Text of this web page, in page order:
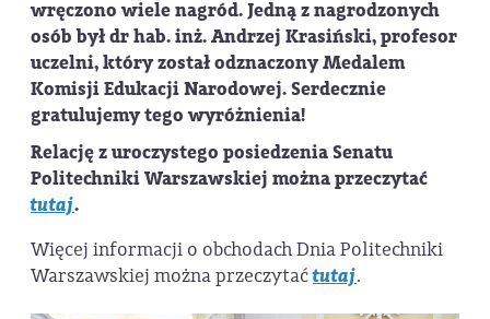
wręczono wiele nagród. Jedną z nagrodzonych
osób był dr hab. inż. Andrzej Krasiński, profesor
uczelni, który został odznaczony Medalem
Komisji Edukacji Narodowej. Serdecznie
gratulujemy tego wyróżnienia!
Relację z uroczystego posiedzenia Senatu
Politechniki Warszawskiej można przeczytać
tutaj.
Więcej informacji o obchodach Dnia Politechniki
Warszawskiej można przeczytaćtutaj.